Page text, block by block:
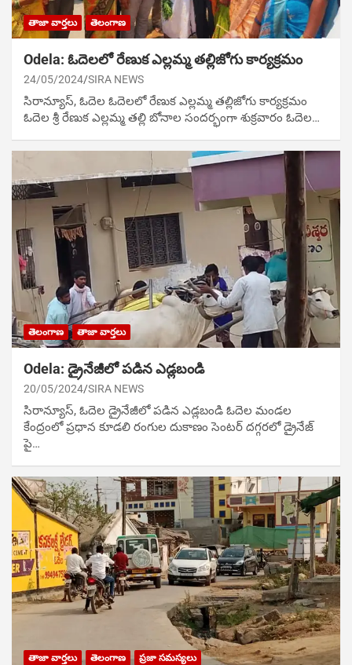
తాజా వార్తలు తెలంగాణ
Odela: ఓదెలలో రేణుక ఎల్లమ్మ తల్లిజోగు కార్యక్రమం
24/05/2024 SIRA NEWS
సిరాన్యూస్, ఓదెల ఓదెలలో రేణుక ఎల్లమ్మ తల్లిజోగు కార్యక్రమం
ఓదెల శ్రీ రేణుక ఎల్లమ్మ తల్లి బోనాల సందర్భంగా శుక్ర‌వారం ఓదెల…
తెలంగాణ తాజా వార్తలు
Odela: డ్రైనేజీలో ప‌డిన ఎడ్ల‌బండి
20/05/2024 SIRA NEWS
సిరాన్యూస్‌, ఓదెల డ్రైనేజీలో ప‌డిన ఎడ్ల‌బండి ఓదెల మండల
కేంద్రంలో ప్రధాన కూడలి రంగుల దుకాణం సెంటర్ దగ్గరలో డ్రైనేజ్
పై…
తాజా వార్తలు తెలంగాణ ప్రజా సమస్యలు